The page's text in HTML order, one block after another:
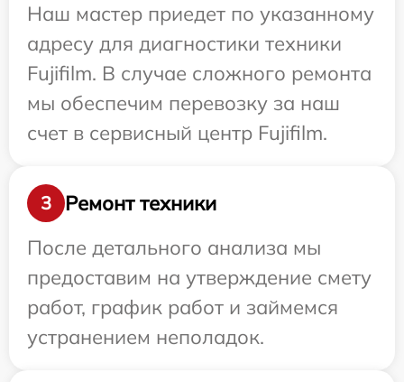
Наш мастер приедет по указанному
адресу для диагностики техники
Fujifilm. В случае сложного ремонта
мы обеспечим перевозку за наш
счет в сервисный центр Fujifilm.
3
Ремонт техники
После детального анализа мы
предоставим на утверждение смету
работ, график работ и займемся
устранением неполадок.